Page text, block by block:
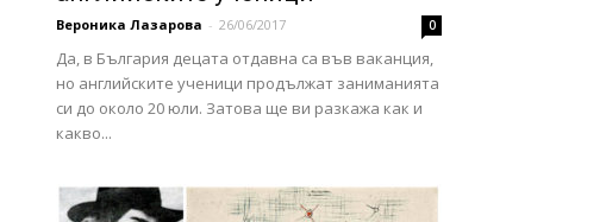
Вероника Лазарова - 26/06/2017 0
Да, в България децата отдавна са във ваканция,
но английските ученици продължат заниманията
си до около 20 юли. Затова ще ви разкажа как и
какво...